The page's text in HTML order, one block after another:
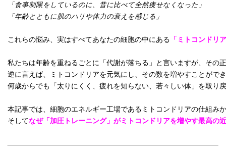
「食事制限をしているのに、昔に比べて全然痩せなくなった」
「年齢とともに肌のハリや体力の衰えを感じる」
これらの悩み、実はすべてあなたの細胞の中にある 「ミトコンドリ
私たちは年齢を重ねるごとに「代謝が落ちる」と言いますが、その
逆に言えば、ミトコンドリアを元気にし、その数を増やすことがで
何歳からでも「太りにくく、疲れを知らない、若々しい体」を取り
本記事では、細胞のエネルギー工場であるミトコンドリアの仕組み
そしてなぜ「加圧トレーニング」がミトコンドリアを増やす最高の